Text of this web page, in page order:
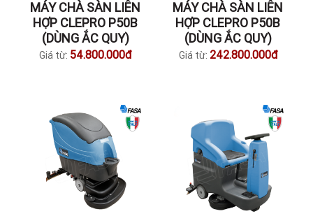
MÁY CHÀ SÀN LIÊN
HỢP CLEPRO P50B
(DÙNG ẮC QUY)
Giá từ: 54.800.000đ
MÁY CHÀ SÀN LIÊN
HỢP CLEPRO P50B
(DÙNG ẮC QUY)
Giá từ: 242.800.000đ